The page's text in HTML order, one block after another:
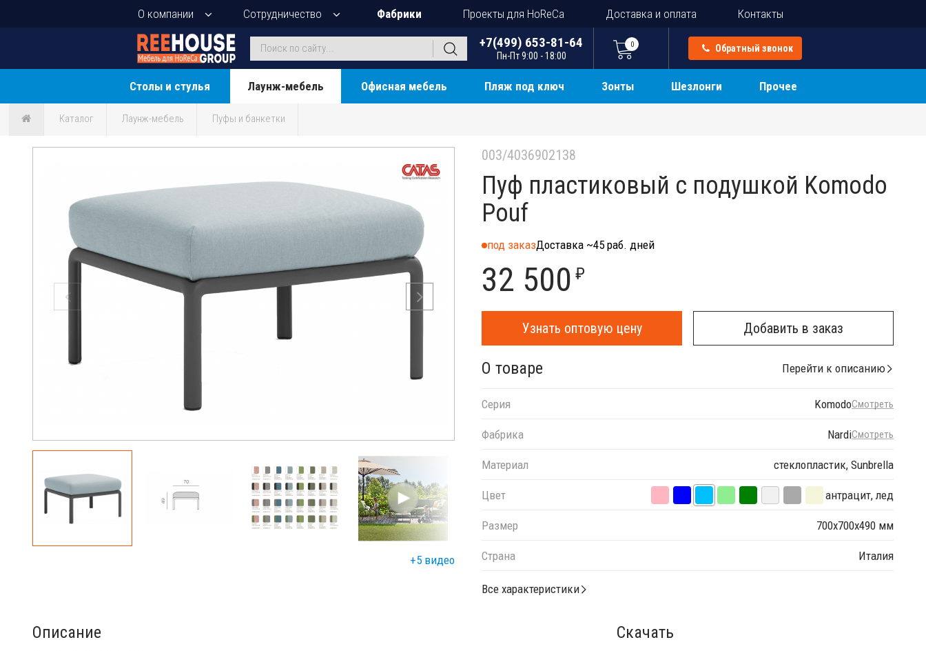
О компании Сотрудничество Фабрики Проекты для HoReCa Доставка и оплата Контакты
+7(499) 653-81-64
Пн-Пт 9:00 - 18:00
0 Обратный звонок
Столы и стулья Лаунж-мебель Офисная мебель Пляж под ключ Зонты Шезлонги Прочее
Каталог Лаунж-мебель Пуфы и банкетки
+5 видео
003/4036902138
Пуф пластиковый с подушкой Komodo
Pouf
под заказДоставка ~45 раб. дней
32 500 ₽
Узнать оптовую цену Добавить в заказ
О товаре Перейти к описанию
Серия KomodoСмотреть
Фабрика NardiСмотреть
Материал стеклопластик, Sunbrella
Цвет антрацит, лед
Размер 700х700х490 мм
Страна Италия
Все характеристики
Описание Скачать